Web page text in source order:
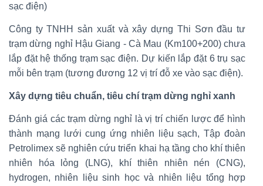
sạc điện)
Công ty TNHH sản xuất và xây dựng Thi Sơn đầu tư
trạm dừng nghỉ Hậu Giang - Cà Mau (Km100+200) chưa
lắp đặt hệ thống trạm sạc điện. Dự kiến lắp đặt 6 trụ sạc
mỗi bên trạm (tương đương 12 vị trí đỗ xe vào sạc điện).
Xây dựng tiêu chuẩn, tiêu chí trạm dừng nghỉ xanh
Đánh giá các trạm dừng nghỉ là vị trí chiến lược để hình
thành mạng lưới cung ứng nhiên liệu sạch, Tập đoàn
Petrolimex sẽ nghiên cứu triển khai hạ tầng cho khí thiên
nhiên hóa lỏng (LNG), khí thiên nhiên nén (CNG),
hydrogen, nhiên liệu sinh học và nhiên liệu tổng hợp